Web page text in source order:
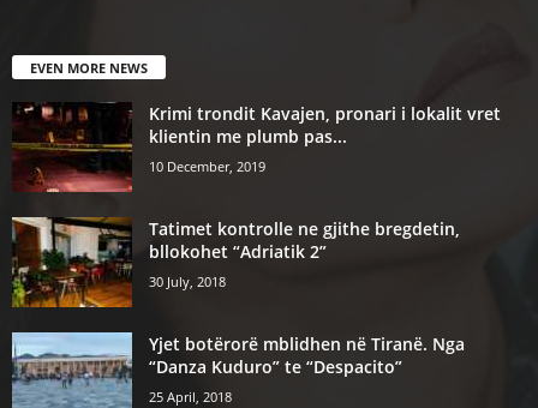
EVEN MORE NEWS
Krimi trondit Kavajen, pronari i lokalit vret
klientin me plumb pas...
10 December, 2019
Tatimet kontrolle ne gjithe bregdetin,
bllokohet “Adriatik 2”
30 July, 2018
Yjet botërorë mblidhen në Tiranë. Nga
“Danza Kuduro” te “Despacito”
25 April, 2018